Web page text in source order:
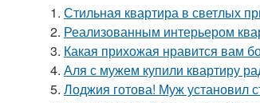
1. Стильная квартира в светлых
2. Реализованным интерьером
3. Какая прихожая нравится вам
4. Аля с мужем купили квартиру
5. Лоджия готова! Муж установил